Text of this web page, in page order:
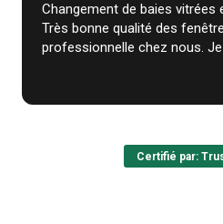
Changement de baies vitrées
Très bonne qualité des
professionnelle chez nous.
Certifié par: